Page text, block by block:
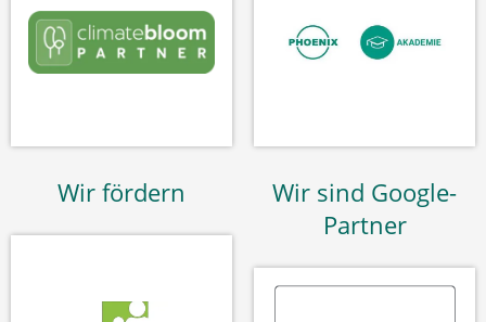
Wir fördern
Wir sind Google-
Partner